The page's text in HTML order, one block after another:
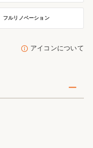
フルリノベーション
アイコンについて